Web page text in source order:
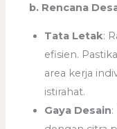
b. Rencana
Tata Letak:
efisien.
area kerja
istirahat.
Gaya Desain